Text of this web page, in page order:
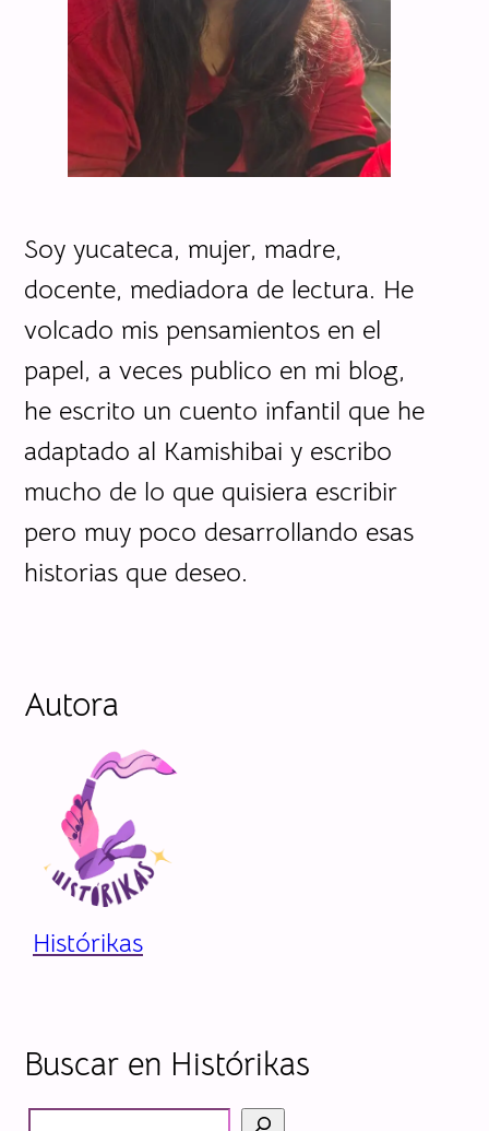
Soy yucateca, mujer, madre,
docente, mediadora de lectura. He
volcado mis pensamientos en el
papel, a veces publico en mi blog,
he escrito un cuento infantil que he
adaptado al Kamishibai y escribo
mucho de lo que quisiera escribir
pero muy poco desarrollando esas
historias que deseo.
Autora
Histórikas
Buscar en Histórikas